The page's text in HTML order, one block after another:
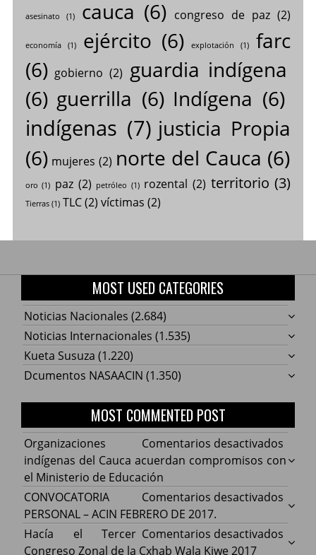
asesinato (1) cauca (6) congreso de paz(2)
economía(1) ejército (6) explotación (1)
farc
(6) gobierno (2) guardia indígena
(6) guerrilla (6) Indígena (6)
indígenas (7) justicia Propia
(6) mujeres (2) norte del Cauca (6)
oro (1) paz (2) petróleo (1) rozental (2) territorio (3)
Tierras(1) TLC(2) víctimas (2)
MOST USED CATEGORIES
Noticias Nacionales (2.684)
Noticias Internacionales (1.535)
Kueta Susuza (1.220)
Dcumentos NASAACIN (1.350)
MOST COMMENTED POST
Comentarios desactivados
Cauca
Organizaciones
indígenas del Cauca acuerdan compromisos con
el Ministerio de Educación
Comentarios desactivados
CONVOCATORIA
PERSONAL – ACIN FEBRERO DE 2017.
Comentarios desactivados
Hacía
Hacía el Tercer
Congreso Zonal de la Cxhab Wala Kiwe 2017